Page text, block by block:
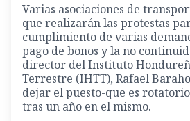
Varias asociaciones de
que realizarán las protestas
cumplimiento de varias
pago de bonos y la no
director del Instituto
Terrestre (IHTT), Rafael
dejar el puesto-que es
tras un año en el mismo.